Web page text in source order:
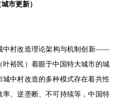
市更新）
中村改造理论架构与机制创新——
裕民）着眼于中国特大城市的城
中村改造的多种模式存在着共性
、逆垄断、不可持续等，中国特